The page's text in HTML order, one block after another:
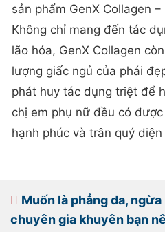
sản phẩm GenX Collagen
Không chỉ mang đến tác
lão hóa, GenX Collagen
lượng giấc ngủ của phái
phát huy tác dụng triệt để
chị em phụ nữ đều có
hạnh phúc và trân quý
Muốn là phẳng da,
chuyên gia khuyên bạn